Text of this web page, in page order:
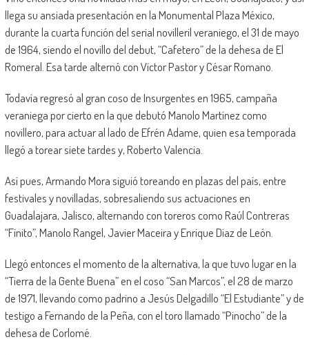
llega su ansiada presentación en la Monumental Plaza México,
durante la cuarta función del serial novilleril veraniego, el 31 de mayo
de 1964, siendo el novillo del debut, “Cafetero” de la dehesa de El
Romeral. Esa tarde alternó con Víctor Pastor y César Romano.
Todavía regresó al gran coso de Insurgentes en 1965, campaña
veraniega por cierto en la que debutó Manolo Martínez como
novillero, para actuar al lado de Efrén Adame, quien esa temporada
llegó a torear siete tardes y, Roberto Valencia.
Así pues, Armando Mora siguió toreando en plazas del país, entre
festivales y novilladas, sobresaliendo sus actuaciones en
Guadalajara, Jalisco, alternando con toreros como Raúl Contreras
“Finito”, Manolo Rangel, Javier Maceira y Enrique Díaz de León.
Llegó entonces el momento de la alternativa, la que tuvo lugar en la
“Tierra de la Gente Buena” en el coso “San Marcos”, el 28 de marzo
de 1971, llevando como padrino a Jesús Delgadillo “El Estudiante” y de
testigo a Fernando de la Peña, con el toro llamado “Pinocho” de la
dehesa de Corlomé.